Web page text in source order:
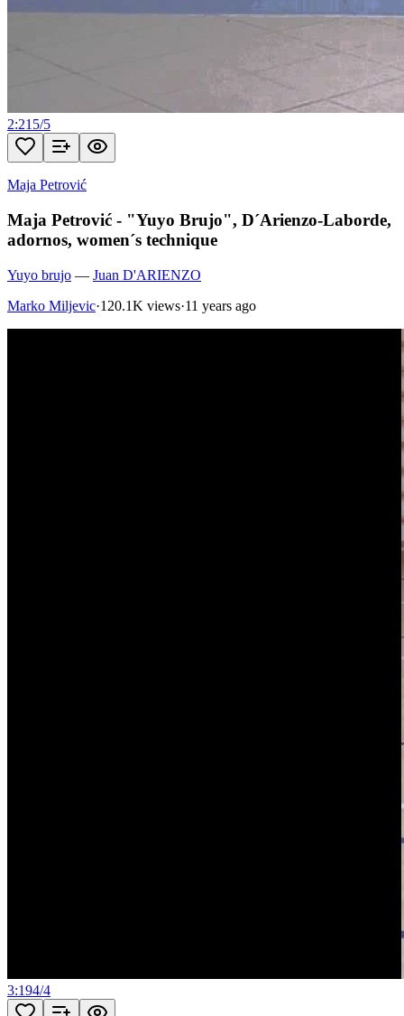
2:215/5
Maja Petrović
Maja Petrović - "Yuyo Brujo", D´Arienzo-Laborde,
adornos, women´s technique
Yuyo brujo — Juan D'ARIENZO
Marko Miljevic·120.1K views·11 years ago
3:194/4